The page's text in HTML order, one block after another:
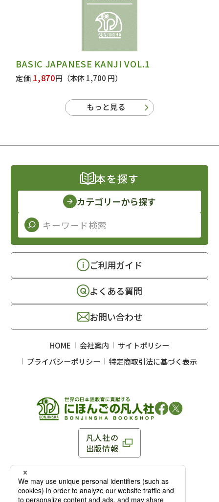
BASIC JAPANESE KANJI VOL.1
定価 1,870円 （本体 1,700 円）
もっと見る
凡人社の
出版情報
〒102-0093 東京都千代田区平河町 1-3-13 8F
TEL：03-3263-3959／FAX：03-3263-3116
本を探す
カテゴリーから探す
ご利用ガイド
よくある質問
お問い合わせ
HOME 会社案内
サイトポリシー
プライバシーポリシー
特定商取引法に基づく表示